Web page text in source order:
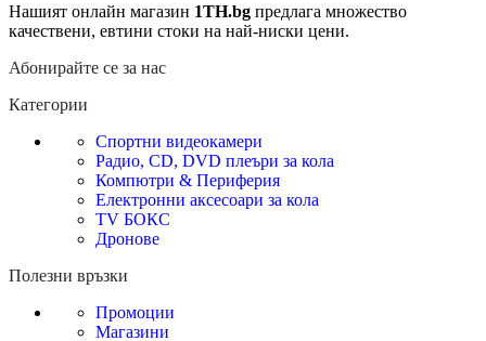
Нашият онлайн магазин 1TH.bg предлага множество
качествени, евтини стоки на най-ниски цени.
Абонирайте се за нас
Категории
Спортни видеокамери
Радио, CD, DVD плеъри за кола
Компютри & Периферия
Електронни аксесоари за кола
TV БОКС
Дронове
Полезни връзки
Промоции
Магазини